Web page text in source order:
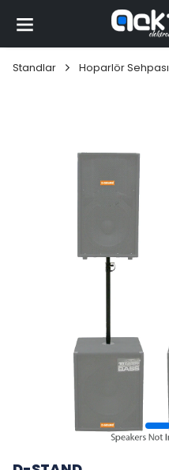
Standlar Hoparlör Sehpası